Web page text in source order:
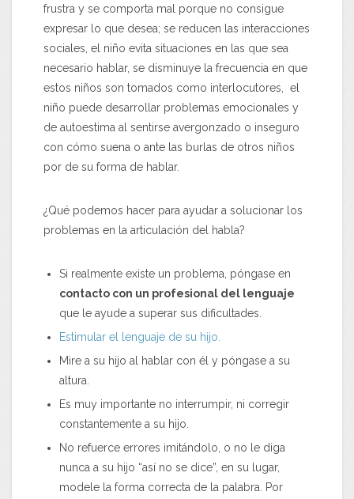
frustra y se comporta mal porque no consigue
expresar lo que desea; se reducen las interacciones
sociales, el niño evita situaciones en las que sea
necesario hablar, se disminuye la frecuencia en que
estos niños son tomados como interlocutores, el
niño puede desarrollar problemas emocionales y
de autoestima al sentirse avergonzado o inseguro
con cómo suena o ante las burlas de otros niños
por de su forma de hablar.
¿Qué podemos hacer para ayudar a solucionar los
problemas en la articulación del habla?
Si realmente existe un problema, póngase en
contacto con un profesional del lenguaje
que le ayude a superar sus dificultades.
Estimular el lenguaje de su hijo.
Mire a su hijo al hablar con él y póngase a su
altura.
Es muy importante no interrumpir, ni corregir
constantemente a su hijo.
No refuerce errores imitándolo, o no le diga
nunca a su hijo “así no se dice”, en su lugar,
modele la forma correcta de la palabra. Por